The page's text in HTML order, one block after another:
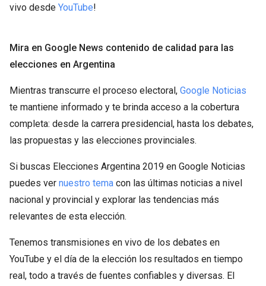
vivo desde YouTube!
Mira en Google News contenido de calidad para las
elecciones en Argentina
Mientras transcurre el proceso electoral, Google Noticias
te mantiene informado y te brinda acceso a la cobertura
completa: desde la carrera presidencial, hasta los debates,
las propuestas y las elecciones provinciales.
Si buscas Elecciones Argentina 2019 en Google Noticias
puedes ver nuestro tema con las últimas noticias a nivel
nacional y provincial y explorar las tendencias más
relevantes de esta elección.
Tenemos transmisiones en vivo de los debates en
YouTube y el día de la elección los resultados en tiempo
real, todo a través de fuentes confiables y diversas. El